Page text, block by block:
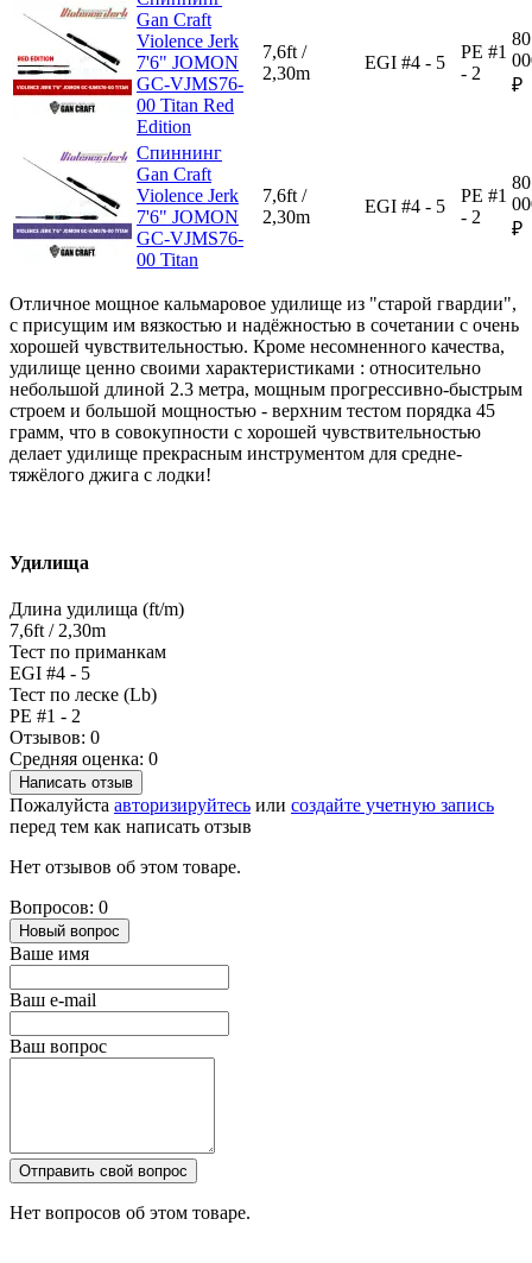
Gan Craft
Violence Jerk
7'6" JOMON
GC-VJMS76-
00 Titan Red
Edition
7,6ft /
2,30m
EGI #4 - 5
PE #1
- 2
80
₽
Спиннинг
Gan Craft
Violence Jerk
7'6" JOMON
GC-VJMS76-
00 Titan
7,6ft /
2,30m
EGI #4 - 5
PE #1
- 2
80
₽
Отличное мощное кальмаровое удилище из "старой гвардии",
с присущим им вязкостью и надёжностью в сочетании с очень
хорошей чувствительностью. Кроме несомненного качества,
удилище ценно своими характеристиками : относительно
небольшой длиной 2.3 метра, мощным прогрессивно-быстрым
строем и большой мощностью - верхним тестом порядка 45
грамм, что в совокупности с хорошей чувствительностью
делает удилище прекрасным инструментом для средне-
тяжёлого джига с лодки!
Удилища
Длина удилища (ft/m)
7,6ft / 2,30m
Тест по приманкам
EGI #4 - 5
Тест по леске (Lb)
PE #1 - 2
Отзывов: 0
Средняя оценка: 0
Написать отзыв
Пожалуйста авторизируйтесь или создайте учетную запись
перед тем как написать отзыв
Нет отзывов об этом товаре.
Вопросов: 0
Новый вопрос
Ваше имя
Ваш e-mail
Ваш вопрос
Отправить свой вопрос
Нет вопросов об этом товаре.